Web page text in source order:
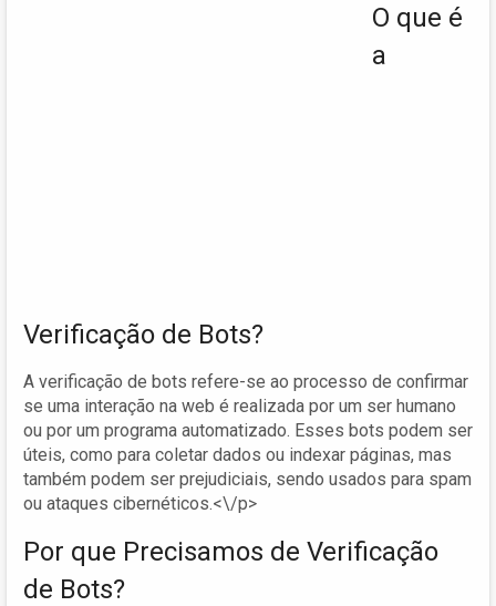
O que é
a
Verificação de Bots?
A verificação de bots refere-se ao processo de confirmar
se uma interação na web é realizada por um ser humano
ou por um programa automatizado. Esses bots podem ser
úteis, como para coletar dados ou indexar páginas, mas
também podem ser prejudiciais, sendo usados para spam
ou ataques cibernéticos.<\/p>
Por que Precisamos de Verificação
de Bots?